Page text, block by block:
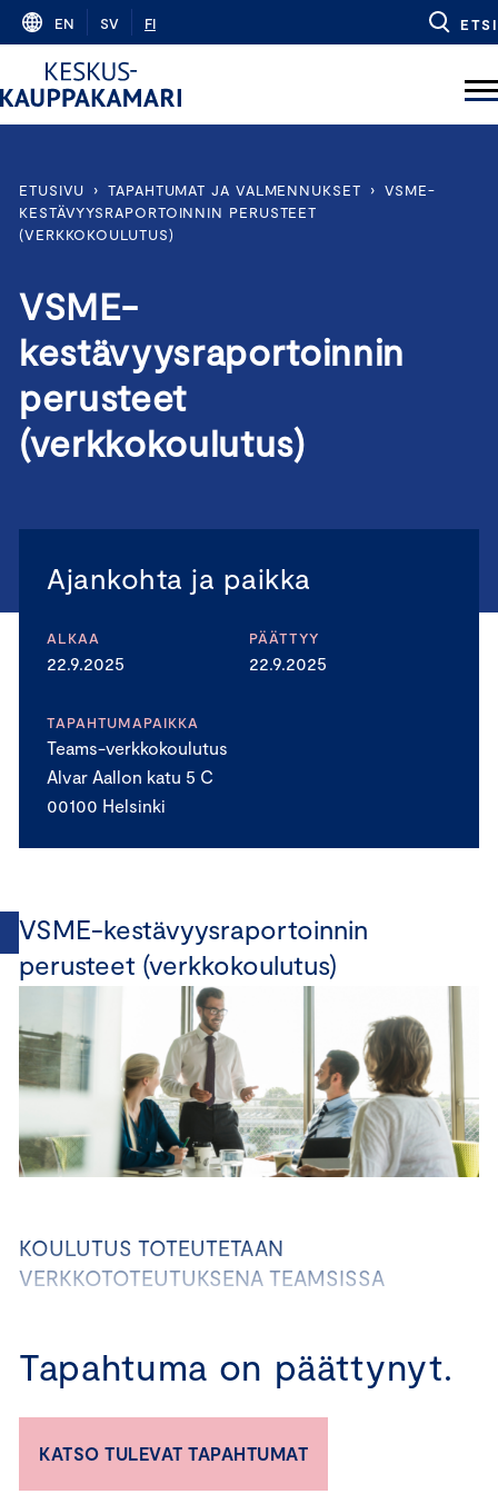
Skip
content
EN SV FI ETSI
ETUSIVU › TAPAHTUMAT JA VALMENNUKSET › VSME-
KESTÄVYYSRAPORTOINNIN PERUSTEET
(VERKKOKOULUTUS)
VSME-
kestävyysraportoinnin
perusteet
(verkkokoulutus)
Ajankohta ja paikka
ALKAA
22.9.2025
PÄÄTTYY
22.9.2025
TAPAHTUMAPAIKKA
Teams-verkkokoulutus
Alvar Aallon katu 5 C
00100 Helsinki
VSME-kestävyysraportoinnin
perusteet (verkkokoulutus)
KOULUTUS TOTEUTETAAN
VERKKOTOTEUTUKSENA TEAMSISSA
asiakkaiden ja rahoittajien kasvaviin
vastuullisuusodotuksiin? Entä kuinka osoittaa
vastuullisuutesi selkeästi ja
kustannustehokkaasti ilman raskaita
prosesseja?
Tapahtuma on päättynyt.
KATSO TULEVAT TAPAHTUMAT